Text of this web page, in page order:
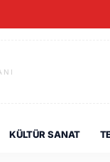
KÜLTÜR SANAT